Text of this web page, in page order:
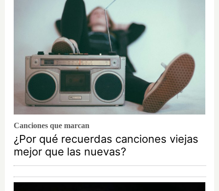
Canciones que marcan
¿Por qué recuerdas canciones viejas
mejor que las nuevas?